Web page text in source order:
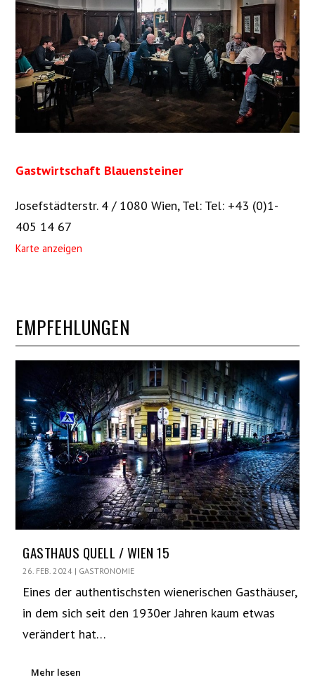
Gastwirtschaft Blauensteiner
Josefstädterstr. 4 / 1080 Wien,Tel: Tel: +43 (0)1-
405 14 67
Karte anzeigen
EMPFEHLUNGEN
GASTHAUS QUELL / WIEN 15
26. FEB. 2024 | GASTRONOMIE
Eines der authentischsten wienerischen Gasthäuser,
in dem sich seit den 1930er Jahren kaum etwas
verändert hat…
Mehr lesen